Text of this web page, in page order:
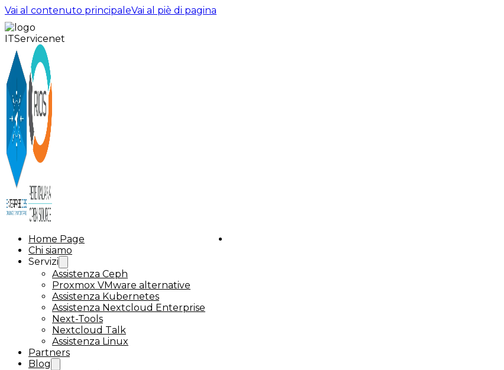
Vai al contenuto principaleVai al piè di pagina
Home Page
Chi siamo
Servizi
Assistenza Ceph
Proxmox VMware alternative
Assistenza Kubernetes
Assistenza Nextcloud Enterprise
Next-Tools
Nextcloud Talk
Assistenza Linux
Partners
Blog